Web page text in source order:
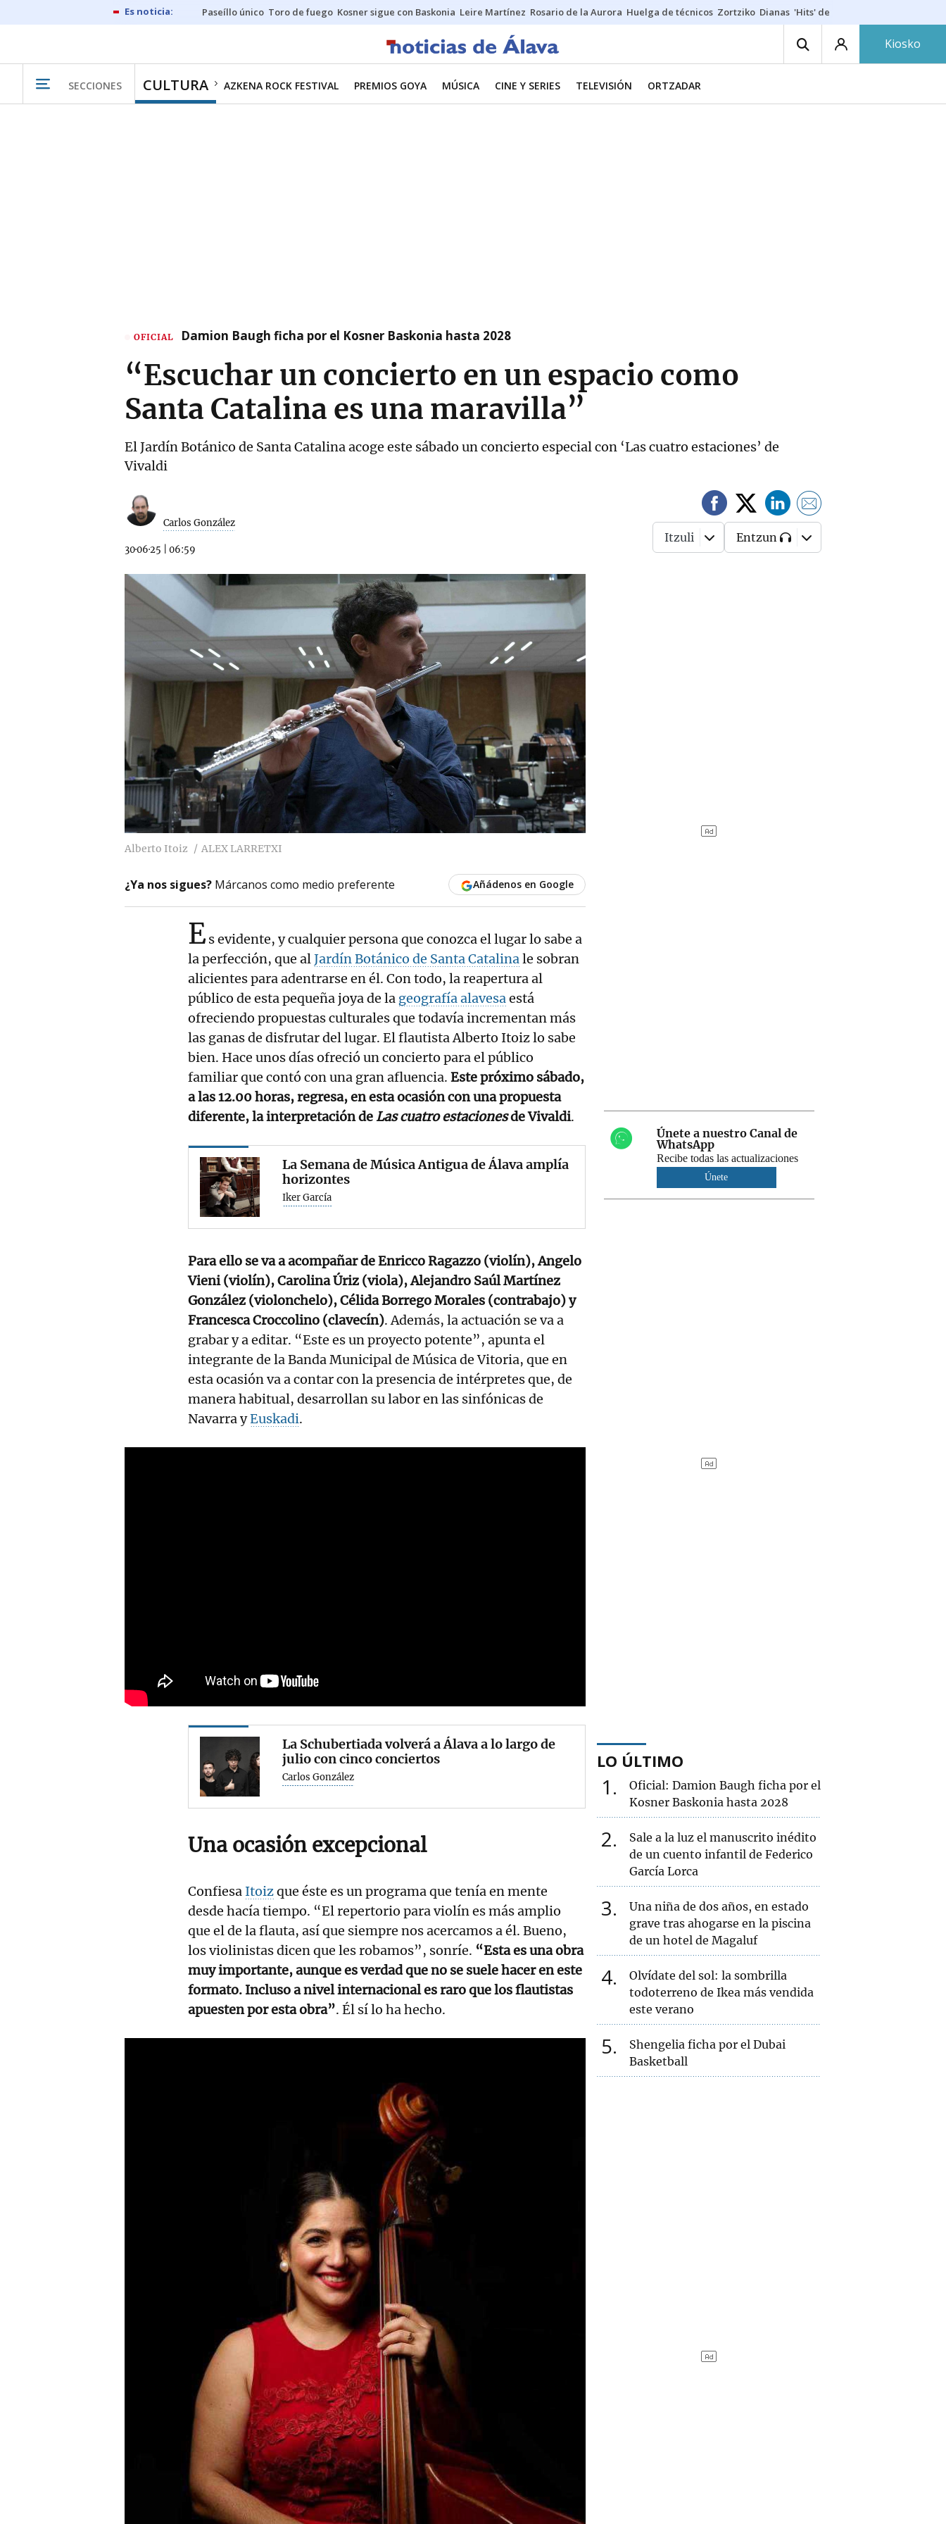
Paseíllo único Toro de fuego Kosner sigue con Baskonia Leire Martínez Rosario de la Aurora Huelga de técnicos Zortziko Dianas 'Hits' de las txarangas
Kiosko
SECCIONES CULTURA AZKENA ROCK FESTIVAL PREMIOS GOYA MÚSICA CINE Y SERIES TELEVISIÓN ORTZADAR
OFICIAL Damion Baugh ficha por el Kosner Baskonia hasta 2028
“Escuchar un concierto en un espacio como
Santa Catalina es una maravilla”
El Jardín Botánico de Santa Catalina acoge este sábado un concierto especial con ‘Las cuatro estaciones’ de
Vivaldi
Carlos González
30·06·25 06:59
Itzuli Entzun
Alberto Itoiz ALEX LARRETXI
¿Ya nos sigues? Márcanos como medio preferente Añádenos en Google
Es evidente, y cualquier persona que conozca el lugar lo sabe a
la perfección, que alJardín Botánico de Santa Catalinale sobran
alicientes para adentrarse en él. Con todo, la reapertura al
público de esta pequeña joya de la geografía alavesaestá
ofreciendo propuestas culturales que todavía incrementan más
las ganas de disfrutar del lugar. El flautista Alberto Itoiz lo sabe
bien. Hace unos días ofreció un concierto para el público
familiar que contó con una gran afluencia. Este próximo sábado,
a las 12.00 horas, regresa, en esta ocasión con una propuesta
diferente, la interpretación deLas cuatro estacionesde Vivaldi.
La Semana de Música Antigua de Álava amplía
horizontes
Iker García
Para ello se va a acompañar de Enricco Ragazzo (violín), Angelo
Vieni (violín), Carolina Úriz (viola), Alejandro Saúl Martínez
González (violonchelo), Célida Borrego Morales (contrabajo) y
Francesca Croccolino (clavecín). Además, la actuación se va a
grabar y a editar. “Este es un proyecto potente”, apunta el
integrante de la Banda Municipal de Música de Vitoria, que en
esta ocasión va a contar con la presencia de intérpretes que, de
manera habitual, desarrollan su labor en las sinfónicas de
Navarra yEuskadi.
La Schubertiada volverá a Álava a lo largo de
julio con cinco conciertos
Carlos González
Una ocasión excepcional
Confiesa Itoizque éste es un programa que tenía en mente
desde hacía tiempo. “El repertorio para violín es más amplio
que el de la flauta, así que siempre nos acercamos a él. Bueno,
los violinistas dicen que les robamos”, sonríe. “Esta es una obra
muy importante, aunque es verdad que no se suele hacer en este
formato. Incluso a nivel internacional es raro que los flautistas
apuesten por esta obra”. Él sí lo ha hecho.
Únete a nuestro Canal de
WhatsApp
Recibe todas las actualizaciones
Únete
LO ÚLTIMO
1
Oficial: Damion Baugh ficha por el
Kosner Baskonia hasta 2028
2
Sale a la luz el manuscrito inédito
de un cuento infantil de Federico
García Lorca
3
Una niña de dos años, en estado
grave tras ahogarse en la piscina
de un hotel de Magaluf
4
Olvídate del sol: la sombrilla
todoterreno de Ikea más vendida
este verano
5
Shengelia ficha por el Dubai
Basketball